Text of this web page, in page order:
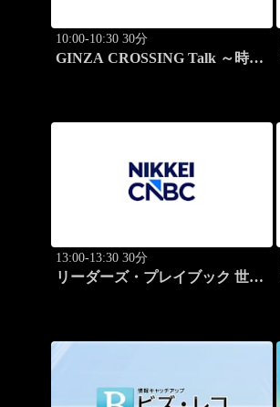
10:00-10:30 30分
GINZA CROSSING Talk ～時代
13:00-13:30 30分
リーダーズ・プレイブック 世界